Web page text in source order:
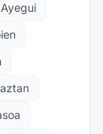
Ayegui